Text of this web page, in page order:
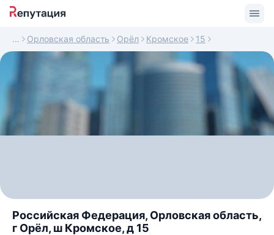
Орловская область Орёл Кромское 15
Российская Федерация, Орловская область,
г Орёл, ш Кромское, д 15